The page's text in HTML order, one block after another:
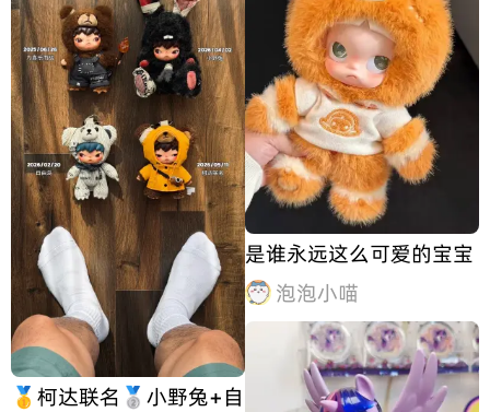
友人们才懂它的含金量！
🥇柯达联名🥈小野兔+自
是谁永远这么可爱的宝宝
泡泡小喵